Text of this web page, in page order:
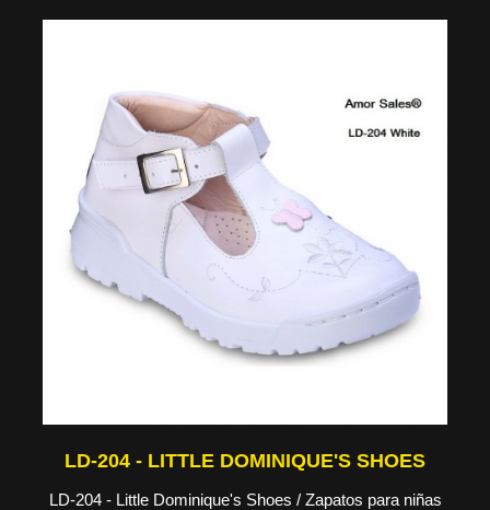
LD-204 - LITTLE DOMINIQUE'S SHOES
LD-204 - Little Dominique's Shoes / Zapatos para niñas